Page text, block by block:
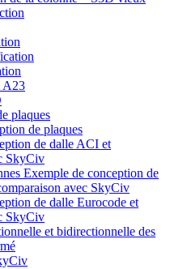
A23
plaques
de plaques
de dalle ACI et
SkyCiv
Exemple de conception de
avec SkyCiv
de dalle Eurocode et
SkyCiv
et bidirectionnelle des